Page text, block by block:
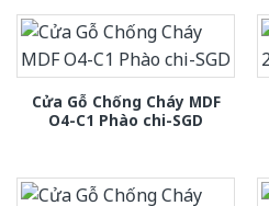
Cửa Gỗ Chống Cháy MDF
O4-C1 Phào chi-SGD